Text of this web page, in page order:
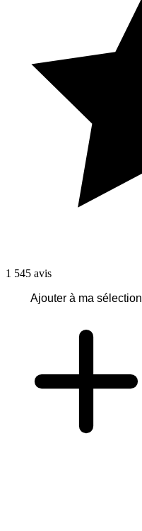
1 545 avis
Ajouter à ma sélection